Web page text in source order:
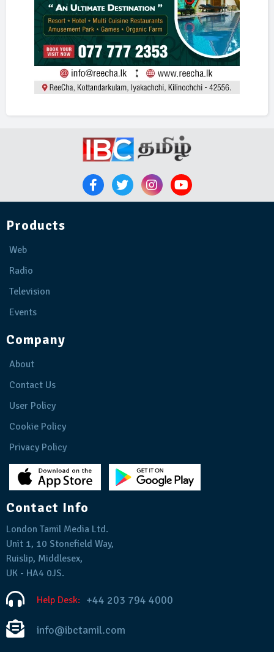
Products
Web
Radio
Television
Events
Company
About
Contact Us
User Policy
Cookie Policy
Privacy Policy
Contact Info
London Tamil Media Ltd.
Unit 1, 10 Stonefield Way,
Ruislip, Middlesex,
UK - HA4 0JS.
Help Desk: +44 203 794 4000
info@ibctamil.com